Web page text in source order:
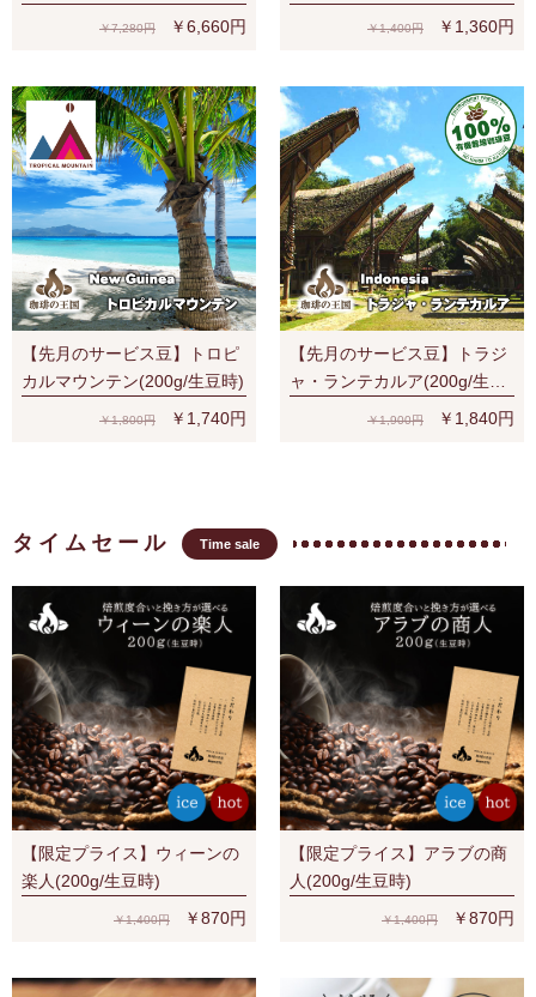
（S、V、Y、夏）宅配便でも
￥7,280円 ￥6,660円 ￥1,400円 ￥1,360円
【先月のサービス豆】トロピ
カルマウンテン(200g/生豆時)
￥1,800円 ￥1,740円
【先月のサービス豆】トラジ
ャ・ランテカルア(200g/生豆
時)有機栽培コーヒー豆 無農
￥1,900円 ￥1,840円
タイムセール Time sale
【限定プライス】ウィーンの
楽人(200g/生豆時)
￥1,400円 ￥870円
【限定プライス】アラブの商
人(200g/生豆時)
￥1,400円 ￥870円